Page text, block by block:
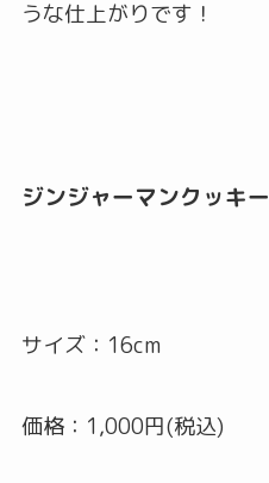
うな仕上がりです！
ジンジャーマンクッキー
サイズ：16cm
価格：1,000円(税込)